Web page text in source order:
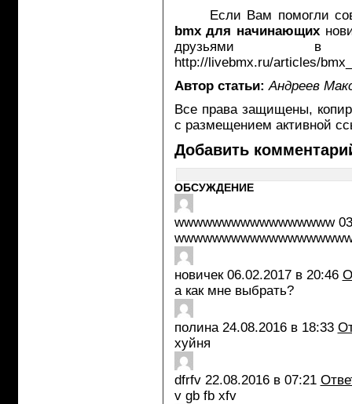
Если Вам помогли
bmx для начинающих
друзьями в
http://livebmx.ru/articles/
Автор статьи: Андреев
Все права защищены,
с размещением активной
Добавить
ОБСУЖДЕНИЕ
wwwwwwwwwwwwwwwww
новичек 06.02.2017 в 20:46
а как мне выбрать?
полина 24.08.2016 в 18:33
хуйня
dfrfv 22.08.2016 в 07:21
v gb fb xfv